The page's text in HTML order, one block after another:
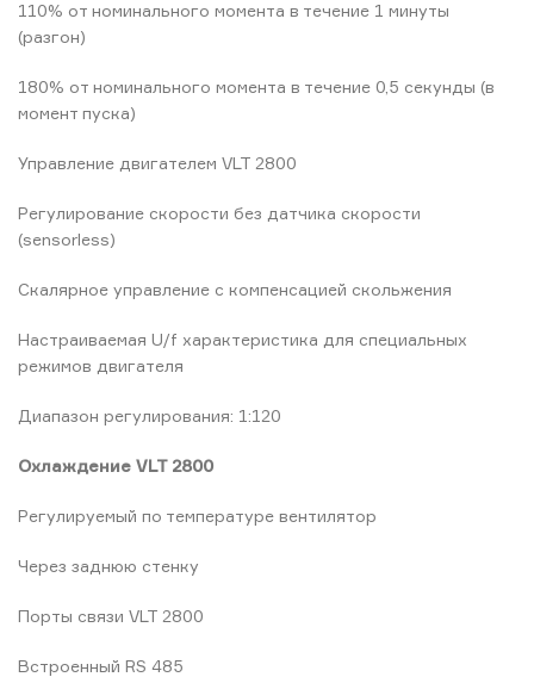
110% от номинального момента в течение 1 минуты
(разгон)
180% от номинального момента в течение 0,5 секунды (в
момент пуска)
Управление двигателем VLT 2800
Регулирование скорости без датчика скорости
(sensorless)
Скалярное управление с компенсацией скольжения
Настраиваемая U/f характеристика для специальных
режимов двигателя
Диапазон регулирования: 1:120
Охлаждение VLT 2800
Регулируемый по температуре вентилятор
Через заднюю стенку
Порты связи VLT 2800
Встроенный RS 485